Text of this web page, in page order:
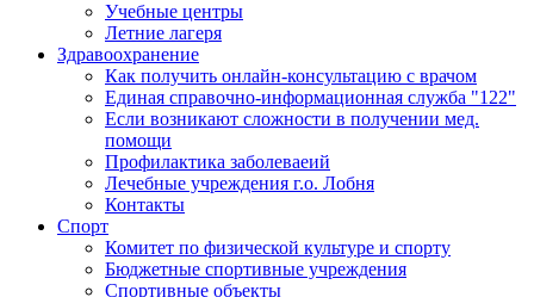
Учебные центры
Летние лагеря
Здравоохранение
Как получить онлайн-консультацию с врачом
Единая справочно-информационная служба "122"
Если возникают сложности в получении мед.
помощи
Профилактика заболеваеий
Лечебные учреждения г.о. Лобня
Контакты
Спорт
Комитет по физической культуре и спорту
Бюджетные спортивные учреждения
Спортивные объекты